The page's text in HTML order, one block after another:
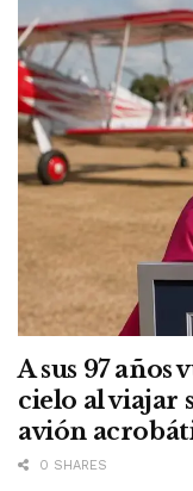
A sus 97 años
cielo al viajar
avión
0 SHARES